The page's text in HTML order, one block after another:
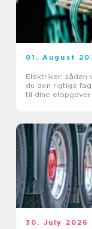
01. August
Elektriker: sådan
du den rigtige
til dine elopgaver
30. July 2026